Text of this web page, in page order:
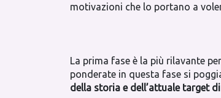
motivazioni che lo portano a
La prima fase è la più rilavante
ponderate in questa fase si
della storia e dell’attuale target